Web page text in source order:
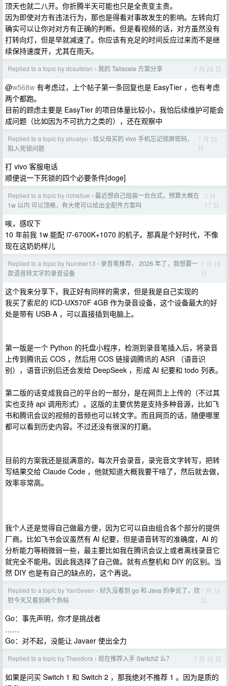
顶天也就二八开。你折腾半天可能也只是全责变主责。
因为即使对方有违法行为，那也是得看对事故发生的影响。左转向灯
确实可以让你对对方有正确的判断。但是看视频的话，对方虽然没有
打转向灯，但是早就减速了。你应该有充足的时间反应过来而不是继
续保持速度开，尤其在雨天。
Replied to a topic by dcsuibian › 我的 Tailscale 方案分享 7 月 29 日
@w568w 有考虑过，上个帖子第一条回复也是 EasyTier ，也有考虑
两个都跑。
目前的顾虑主要是 EasyTier 的项目体量比较小，我怕后续维护可能会
成问题（比如因为不可抗力之类的），还在观察中
Replied to a topic by shuaiyu › 给父母买的 vivo 手机忘记锁屏密码，
陷入死锁问题
7 月 22
日
打 vivo 客服电话
顺便说一下死锁的四个必要条件[doge]
Replied to a topic by richeliue › 最近想自己组装一台台式，预算大概在
1w 以内 可以顶格，有大佬可以给出全配件方案吗
7 月
17 日
唉，感叹下
10 年前我 1w 能配 i7-6700K+1070 的机子。那真是个好时代，不像
现在这奶奶样儿
Replied to a topic by Number13 › 录音笔推荐， 2026 年了，我想要一
款语音转文字的录音设备
7 月 16
日
这个我来分享下，我正好有同样的需求，但是我是自己实现的
我买了索尼的 ICD-UX570F 4GB 作为录音设备，这个设备最大的好
处是带有 USB-A ，可以直接插到电脑上。
第一版是一个 Python 的托盘小程序，检测到录音笔插入后，将录音
上传到腾讯云 COS ，然后用 COS 链接调腾讯的 ASR （语音识
别），语音识别后还会发给 DeepSeek ，形成 AI 纪要和 todo 列表。
第二版的话变成我自己的平台的一部分，是在网页上上传的（不过其
实也支持 api 调用形式）。这版的主要优势是支持多种音源，比如飞
书和腾讯会议的视频的音频也可以转文字。而且网页的话，随便哪里
都可以看到历史内容。不过还没有很深的打磨。
目前的方案我还是挺满意的，每次开会录音，录完音文字转写，把转
写结果交给 Claude Code ，他就知道大概我要干啥了，然后就去做，
效率非常高。
我个人还是觉得自己做最方便，因为它可以自由组合各个部分的提供
厂商。比如飞书会议虽然有 AI 纪要，但是语音转写的准确度，AI 的
分析能力等稍微弱一些，最主要比如我在腾讯会议上或者离线录音它
就完全不能用。因此我选择了自己做。就有点整机和 DIY 的区别。当
然 DIY 也是有自己的缺点的，这个再说。
Replied to a topic by YanSeven › 好久没看到 go 和 Java 的争论了，欣
慰今天又看到两个热帖
7 月 16
日
Go：事先声明，你才是挑战者
……
Go：对不起，没能让 Javaer 使出全力
Replied to a topic by Theodora › 现在推荐入手 Switch2 么？ 7 月 10 日
如果是问买 Switch 1 和 Switch 2 ，那我绝对不推荐 1 。因为是质的